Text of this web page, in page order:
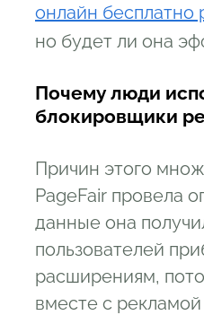
онлайн бесплатно
но будет ли она
Почему люди
блокировщики
Причин этого
PageFair провела
данные она
пользователей
расширениям,
вместе с рекламой